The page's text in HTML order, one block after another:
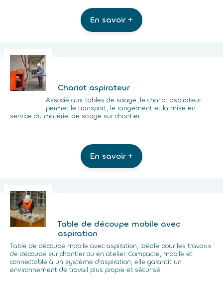
En savoir +
Chariot aspirateur
Associé aux tables de sciage, le chariot aspirateur
permet le transport, le rangement et la mise en
service du matériel de sciage sur chantier.
En savoir +
Table de découpe mobile avec
aspiration
Table de découpe mobile avec aspiration, idéale pour les travaux
de découpe sur chantier ou en atelier. Compacte, mobile et
connectable à un système d’aspiration, elle garantit un
environnement de travail plus propre et sécurisé.